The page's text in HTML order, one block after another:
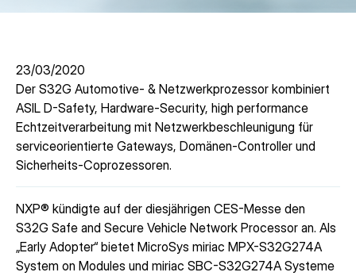
23/03/2020
Der S32G Automotive- & Netzwerkprozessor kombiniert
ASIL D-Safety, Hardware-Security, high performance
Echtzeitverarbeitung mit Netzwerkbeschleunigung für
serviceorientierte Gateways, Domänen-Controller und
Sicherheits-Coprozessoren.
NXP® kündigte auf der diesjährigen CES-Messe den
S32G Safe and Secure Vehicle Network Processor an. Als
„Early Adopter“ bietet MicroSys miriac MPX-S32G274A
System on Modules und miriac SBC-S32G274A Systeme